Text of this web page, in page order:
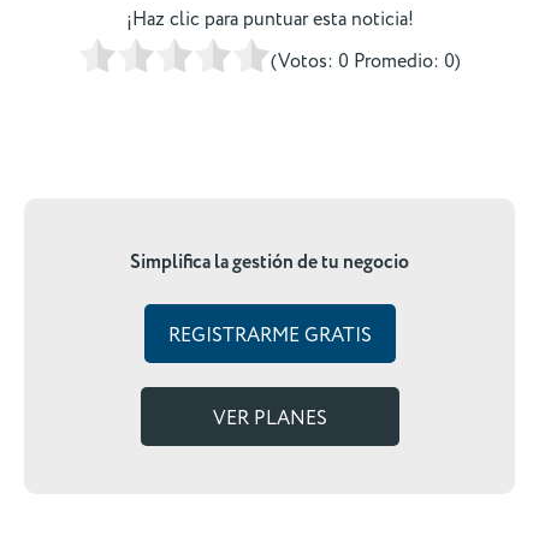
¡Haz clic para puntuar esta noticia!
(Votos: 0 Promedio: 0)
Simplifica la gestión de tu negocio
REGISTRARME GRATIS
VER PLANES